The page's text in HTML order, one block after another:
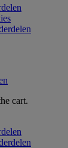
cart.